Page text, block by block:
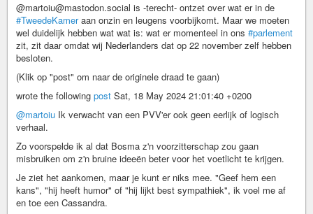
@martoiu@mastodon.social is -terecht- ontzet over wat er in de
#TweedeKameraan onzin en leugens voorbijkomt. Maar we moeten
wel duidelijk hebben wat wat is: wat er momenteel in ons #parlement
zit, zit daar omdat wij Nederlanders dat op 22 november zelf hebben
besloten.
(Klik op "post" om naar de originele draad te gaan)
wrote the following post Sat, 18 May 2024 21:01:40 +0200
@martoiu Ik verwacht van een PVV'er ook geen eerlijk of logisch
verhaal.
Zo voorspelde ik al dat Bosma z'n voorzitterschap zou gaan
misbruiken om z'n bruine ideeën beter voor het voetlicht te krijgen.
Je ziet het aankomen, maar je kunt er niks mee. "Geef hem een
kans", "hij heeft humor" of "hij lijkt best sympathiek", ik voel me af
en toe een Cassandra.